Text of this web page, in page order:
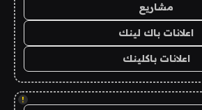
مشاريع
اعلانات باك لينك
اعلانات باكلينك
!